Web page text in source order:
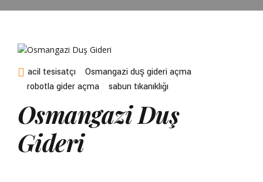
acil tesisatçı
Osmangazi duş gideri açma
robotla gider açma
sabun tıkanıklığı
Osmangazi Duş
Gideri